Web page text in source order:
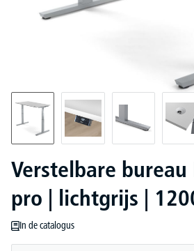
Verstelbare bureau
pro | lichtgrijs |
In de catalogus